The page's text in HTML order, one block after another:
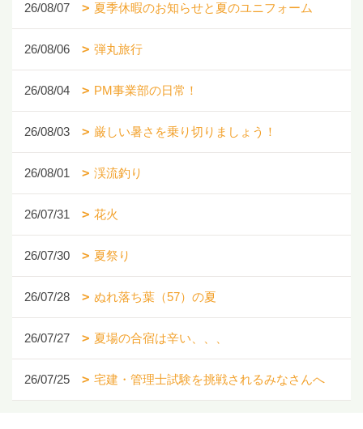
26/08/07 夏季休暇のお知らせと夏のユニフォーム
26/08/06 弾丸旅行
26/08/04 PM事業部の日常！
26/08/03 厳しい暑さを乗り切りましょう！
26/08/01 渓流釣り
26/07/31 花火
26/07/30 夏祭り
26/07/28 ぬれ落ち葉（57）の夏
26/07/27 夏場の合宿は辛い、、、
26/07/25 宅建・管理士試験を挑戦されるみなさんへ